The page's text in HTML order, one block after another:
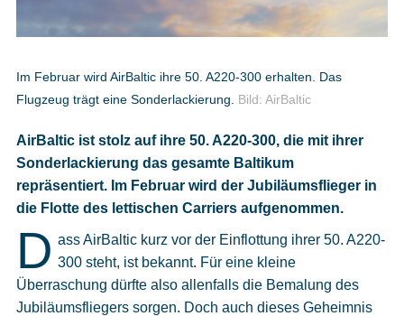
Impressum
Mediadaten
Datenschutz
Cookies
Datenschutzeinstellungen
Im Februar wird AirBaltic ihre 50. A220-300 erhalten. Das
Flugzeug trägt eine Sonderlackierung.
Bild: AirBaltic
AirBaltic ist stolz auf ihre 50. A220-300, die mit ihrer
Sonderlackierung das gesamte Baltikum
repräsentiert. Im Februar wird der Jubiläumsflieger in
die Flotte des lettischen Carriers aufgenommen.
D ass AirBaltic kurz vor der Einflottung ihrer 50. A220-
300 steht, ist bekannt. Für eine kleine
Überraschung dürfte also allenfalls die Bemalung des
Jubiläumsfliegers sorgen. Doch auch dieses Geheimnis